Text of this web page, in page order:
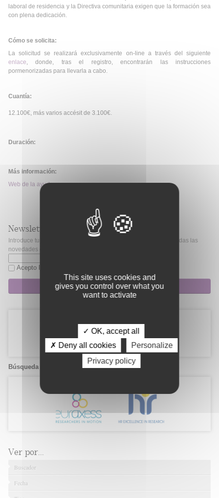
laboral de residencia y la Directiva comunitaria exigen que la formación sea
con plena dedicación.
Cómo se solicita:
La solicitud se realizará exclusivamente on-line a través del siguiente
enlace, donde, tras el registro, encontrarán las instrucciones
pormenorizadas para llevarla a cabo.
Cuantía:
12.100€, más varios accésit de 3.100€.
Duración:
Más información:
Web de la ayuda
Newsletter
Introduce tu correo electrónico si quieres mantenerte al día de todas las
novedades de Fibao.
Acepto la
Suscripción
Búsqueda de candidatos
Ver por...
Buscador
Fecha
This site uses cookies and
gives you control over what you
want to activate
✓ OK, accept all
✗ Deny all cookies
Personalize
Privacy policy